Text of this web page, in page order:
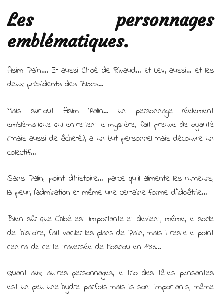
Les personnages
emblématiques.
Asim Palin…. Et aussi Chloé de Rivaud… et Lev, aussi… et les
deux présidents des Blocs…
Mais surtout Asim Palin… un personnage réellement
emblématique qui entretient le mystère, fait preuve de loyauté
(mais aussi de lâcheté), a un but personnel mais découvre un
collectif…
Sans Palin, point d’histoire… parce qu’il alimente les rumeurs,
la peur, l’admiration et même une certaine forme d’idolâtrie…
Bien sûr que Chloé est importante et devient, même, le socle
de l’histoire, fait vaciller les plans de Palin, mais il reste le point
central de cette traversée de Moscou en 1933…
Quant aux autres personnages, le trio des têtes pensantes
est un peu une hydre parfois mais ils sont importants, même